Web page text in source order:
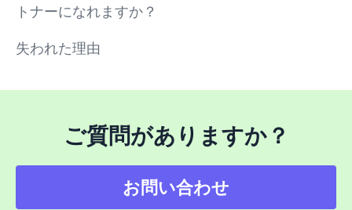
トナーになれますか？
失われた理由
ご質問がありますか？
お問い合わせ